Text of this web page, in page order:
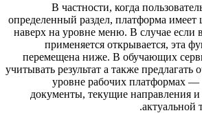
В частности, когда
определенный раздел,
наверх на уровне меню. В
применяется
перемещена ниже. В
учитывать результат а также
уровне рабочих
документы, текущие